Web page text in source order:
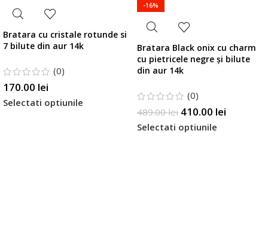
Bratara cu cristale rotunde si
7 bilute din aur 14k
(0)
170.00 lei
Selectati optiunile
-16%
Bratara Black onix cu charm
cu pietricele negre și bilute
din aur 14k
(0)
489.00lei 410.00 lei
Selectati optiunile